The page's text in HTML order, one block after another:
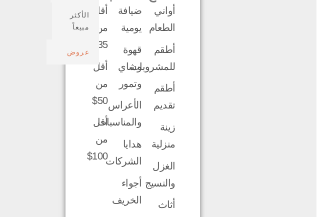
أواني
الطعام
أطقم
للمشروبات
أطقم
تقديم
زينة
منزلية
الغزل
والنسيج
أثاث
ضيافة
يومية
قهوة
وشاي
وتمور
الأعراس
والمناسبات
هدايا
الشركات
أجواء
الخريف
أقل
من
35$
أقل
من
50$
أقل
من
100$
الأكثر
مبيعاً
عروض